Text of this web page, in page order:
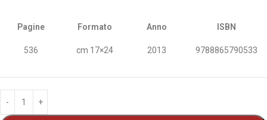
Pagine
536
Formato
cm 17×24
Anno
2013
ISBN
9788865790533